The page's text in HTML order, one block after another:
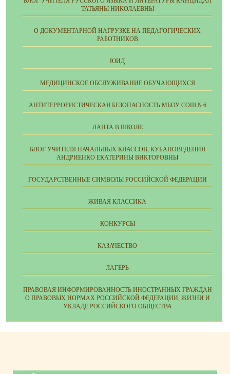
ТАТЬЯНЫ НИКОЛАЕВНЫ
О ДОКУМЕНТАРНОЙ НАГРУЗКЕ НА ПЕДАГОГИЧЕСКИХ
РАБОТНИКОВ
ЮИД
МЕДИЦИНСКОЕ ОБСЛУЖИВАНИЕ ОБУЧАЮЩИХСЯ
АНТИТЕРРОРИСТИЧЕСКАЯ БЕЗОПАСНОСТЬ МБОУ СОШ №6
ЛАПТА В ШКОЛЕ
БЛОГ УЧИТЕЛЯ НАЧАЛЬНЫХ КЛАССОВ, КУБАНОВЕДЕНИЯ
АНДРИЕНКО ЕКАТЕРИНЫ ВИКТОРОВНЫ
ГОСУДАРСТВЕННЫЕ СИМВОЛЫ РОССИЙСКОЙ ФЕДЕРАЦИИ
ЖИВАЯ КЛАССИКА
КОНКУРСЫ
КАЗАЧЕСТВО
ЛАГЕРЬ
ПРАВОВАЯ ИНФОРМИРОВАННОСТЬ ИНОСТРАННЫХ ГРАЖДАН
О ПРАВОВЫХ НОРМАХ РОССИЙСКОЙ ФЕДЕРАЦИИ, ЖИЗНИ И
УКЛАДЕ РОССИЙСКОГО ОБЩЕСТВА